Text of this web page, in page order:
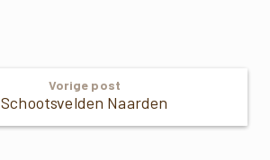
Vorige post
Schootsvelden Naarden